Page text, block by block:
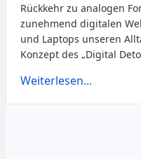
Rückkehr zu analogen
zunehmend digitalen
und Laptops unseren
Konzept des „Digital
Weiterlesen...